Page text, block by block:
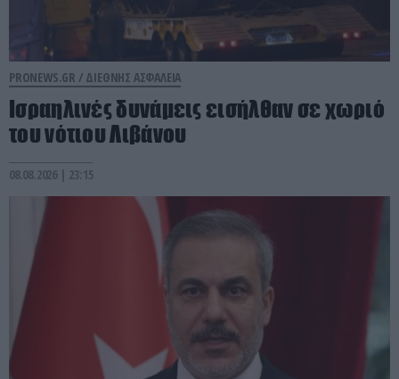
PRONEWS.GR / ΔΙΕΘΝΗΣ ΑΣΦΑΛΕΙΑ
Ισραηλινές δυνάμεις εισήλθαν σε χωριό
του νότιου Λιβάνου
08.08.2026 | 23:15